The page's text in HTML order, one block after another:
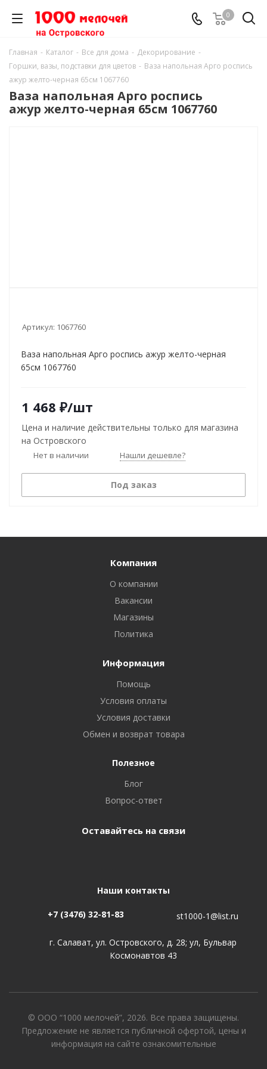
0
Главная - Каталог - Все для дома - Декорирование -
Горшки, вазы, подставки для цветов - Ваза напольная Арго роспись
ажур желто-черная 65см 1067760
Ваза напольная Арго роспись
ажур желто-черная 65см 1067760
Артикул: 1067760
Ваза напольная Арго роспись ажур желто-черная
65см 1067760
1 468 ₽/шт
Цена и наличие действительны только для магазина
на Островского
Нет в наличии Нашли дешевле?
Под заказ
Компания
О компании
Вакансии
Магазины
Политика
Информация
Помощь
Условия оплаты
Условия доставки
Обмен и возврат товара
Полезное
Блог
Вопрос-ответ
Оставайтесь на связи
Наши контакты
+7 (3476) 32-81-83 st1000-1@list.ru
г. Салават, ул. Островского, д. 28; ул, Бульвар
Космонавтов 43
© ООО “1000 мелочей”, 2026. Все права защищены.
Предложение не является публичной офертой, цены и
информация на сайте ознакомительные